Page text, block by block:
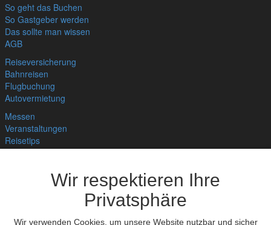
Wir respektieren Ihre
Privatsphäre
Wir verwenden Cookies, um unsere Website nutzbar und sicher
So geht das Buchen
So Gastgeber werden
Das sollte man wissen
AGB
Reiseversicherung
Bahnreisen
Flugbuchung
Autovermietung
Messen
Veranstaltungen
Reisetips
Links
Bnb für Deine Website
Hygienekonzept